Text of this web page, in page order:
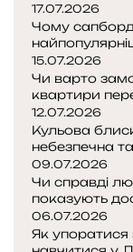
и
р
і
с
т
і
д
в
и
щ
у
17.07.2026
Чому
15.07.2026
Чи варто
квартири
12.07.2026
Кульова
небезпечна
09.07.2026
Чи справді
показують
06.07.2026
Як